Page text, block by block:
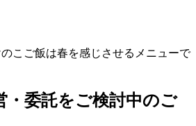
こご飯は春を感じさせるメニューで
・委託をご検討中のご